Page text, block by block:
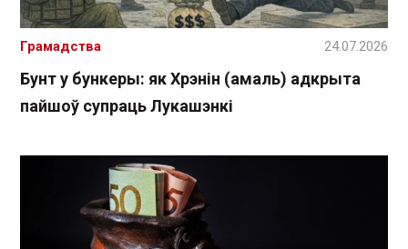
Бунт у бункеры: як Хрэнін (амаль) адкрыта
пайшоў супраць Лукашэнкі
Грамадства 24.07.2026